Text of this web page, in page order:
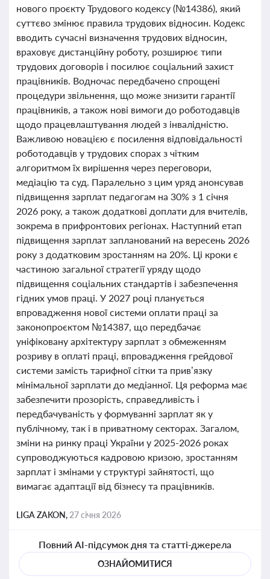
нового проєкту Трудового кодексу (№14386), який
суттєво змінює правила трудових відносин. Кодекс
вводить сучасні визначення трудових відносин,
враховує дистанційну роботу, розширює типи
трудових договорів і посилює соціальний захист
працівників. Водночас передбачено спрощені
процедури звільнення, що може знизити гарантії
працівників, а також нові вимоги до роботодавців
щодо працевлаштування людей з інвалідністю.
Важливою новацією є посилення відповідальності
роботодавців у трудових спорах з чітким
алгоритмом їх вирішення через переговори,
медіацію та суд. Паралельно з цим уряд анонсував
підвищення зарплат педагогам на 30% з 1 січня
2026 року, а також додаткові доплати для вчителів,
зокрема в прифронтових регіонах. Наступний етап
підвищення зарплат запланований на вересень 2026
року з додатковим зростанням на 20%. Ці кроки є
частиною загальної стратегії уряду щодо
підвищення соціальних стандартів і забезпечення
гідних умов праці. У 2027 році планується
впровадження нової системи оплати праці за
законопроєктом №14387, що передбачає
уніфіковану архітектуру зарплат з обмеженням
розриву в оплаті праці, впровадження грейдової
системи замість тарифної сітки та прив’язку
мінімальної зарплати до медіанної. Ця реформа має
забезпечити прозорість, справедливість і
передбачуваність у формуванні зарплат як у
публічному, так і в приватному секторах. Загалом,
зміни на ринку праці України у 2025-2026 роках
супроводжуються кадровою кризою, зростанням
зарплат і змінами у структурі зайнятості, що
вимагає адаптації від бізнесу та працівників.
LIGA ZAKON, 27 січня 2026
Повний AI-підсумок дня та статті-джерела
ОЗНАЙОМИТИСЯ